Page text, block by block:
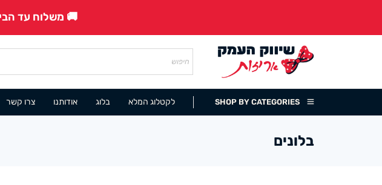
🚚 משלוח עד הבית
SHOP BY CATEGORIES לקטלוג המלא בלוג אודותנו צרו קשר
בלונים